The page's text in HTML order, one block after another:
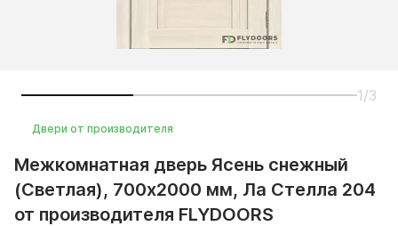
1/3
Двери от производителя
Межкомнатная дверь Ясень снежный
(Светлая), 700x2000 мм, Ла Стелла 204
от производителя FLYDOORS